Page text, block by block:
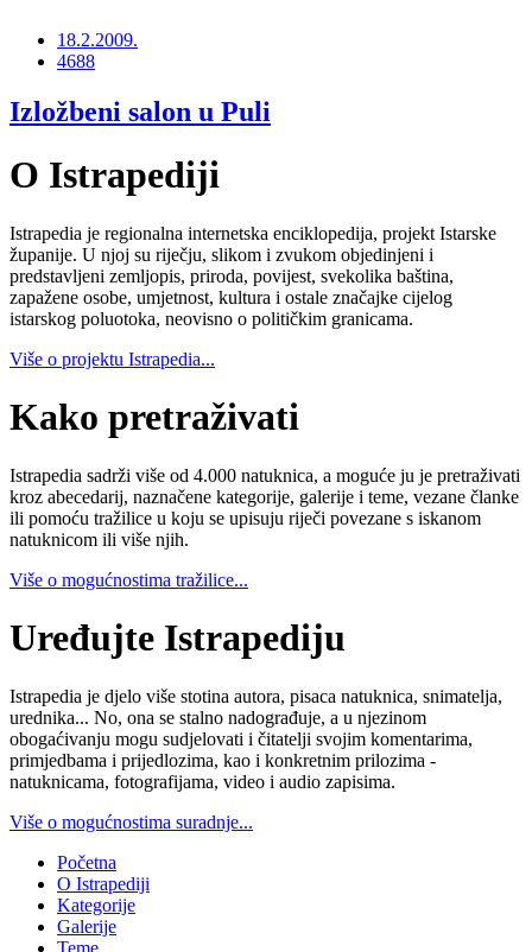
18.2.2009.
4688
Izložbeni salon u Puli
O Istrapediji
Istrapedia je regionalna internetska enciklopedija, projekt Istarske
županije. U njoj su riječju, slikom i zvukom objedinjeni i
predstavljeni zemljopis, priroda, povijest, svekolika baština,
zapažene osobe, umjetnost, kultura i ostale značajke cijelog
istarskog poluotoka, neovisno o političkim granicama.
Više o projektu Istrapedia...
Kako pretraživati
Istrapedia sadrži više od 4.000 natuknica, a moguće ju je pretraživati
kroz abecedarij, naznačene kategorije, galerije i teme, vezane članke
ili pomoću tražilice u koju se upisuju riječi povezane s iskanom
natuknicom ili više njih.
Više o mogućnostima tražilice...
Uređujte Istrapediju
Istrapedia je djelo više stotina autora, pisaca natuknica, snimatelja,
urednika... No, ona se stalno nadograđuje, a u njezinom
obogaćivanju mogu sudjelovati i čitatelji svojim komentarima,
primjedbama i prijedlozima, kao i konkretnim prilozima -
natuknicama, fotografijama, video i audio zapisima.
Više o mogućnostima suradnje...
Početna
O Istrapediji
Kategorije
Galerije
Teme